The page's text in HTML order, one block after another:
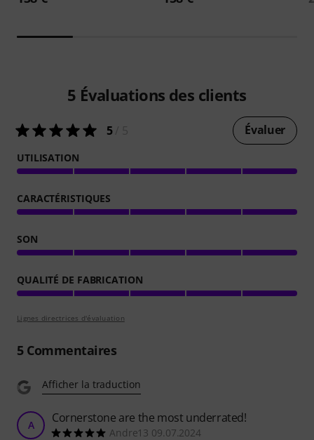
5 Évaluations des clients
5/ 5 Évaluer
UTILISATION
CARACTÉRISTIQUES
SON
QUALITÉ DE FABRICATION
Lignes directrices d'évaluation
5Commentaires
Afficher la traduction
A Cornerstone are the most underrated!
Andre13 09.07.2024